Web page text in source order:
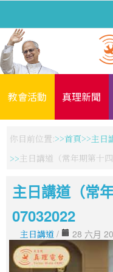
教會活動 真理新聞
你目前位置: 首頁 主日
主日講道（常年期第十
主日講道（常
07032022
主日講道 / 28 六月